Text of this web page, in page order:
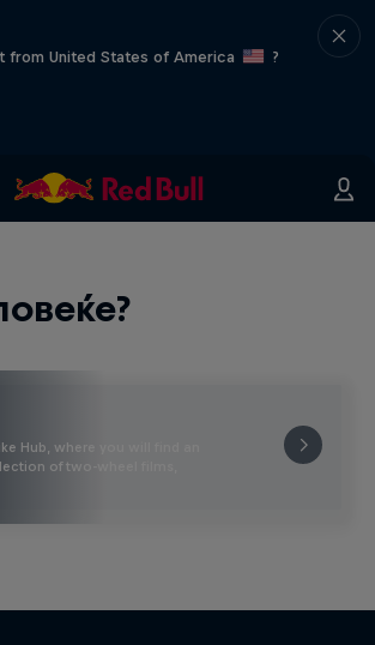
from United States of America
?
Hub, where you will find an
of two-wheel films,